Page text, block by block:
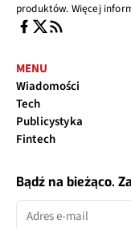
produktów. Więcej
MENU
Wiadomości
Tech
Publicystyka
Fintech
Bądź na bieżąco.